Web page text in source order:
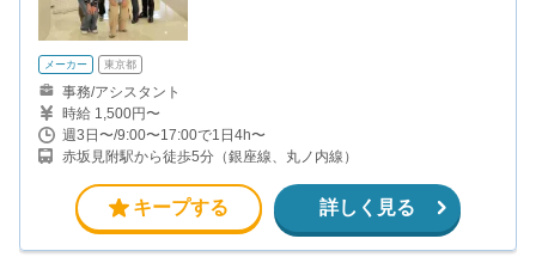
メーカー 東京都
事務/アシスタント
時給 1,500円〜
週3日〜/9:00〜17:00で1日4h〜
赤坂見附駅から徒歩5分（銀座線、丸ノ内線）
キープする 詳しく見る